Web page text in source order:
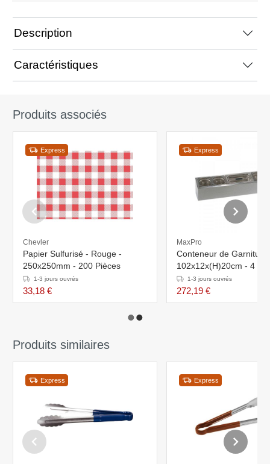
Description
Caractéristiques
Produits associés
Express
Chevler
Papier Sulfurisé - Rouge -
250x250mm - 200 Pièces
1-3 jours ouvrés
33,18 €
Express
MaxPro
Conteneur de
102x12x(H)20cm - 4 x 1/6GN +
1/3GN - 100 mm
1-3 jours ouvrés
272,19 €
Produits similaires
Express Express